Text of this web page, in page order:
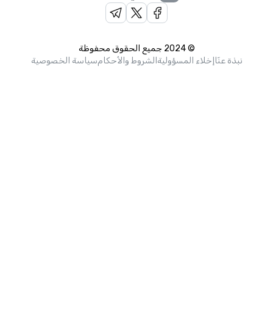
© 2024 جميع الحقوق محفوظة
نبذة عنّا إخلاء المسؤولية الشروط والأحكامسياسة الخصوصية